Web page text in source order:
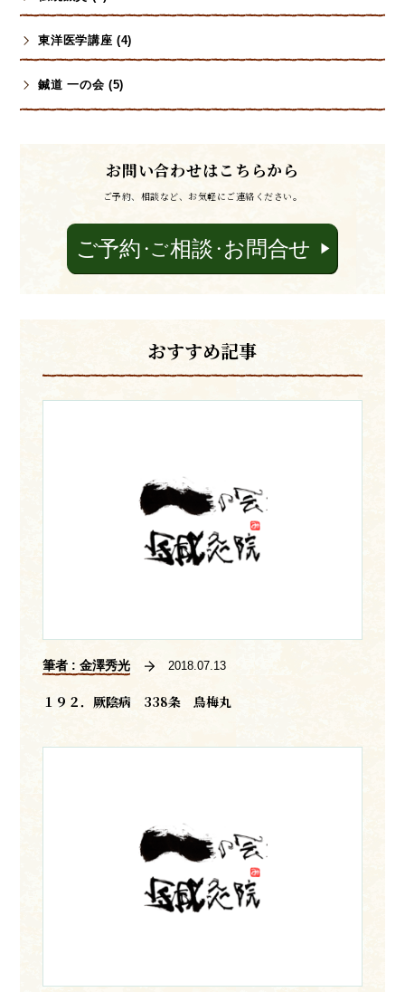
東洋医学講座 (4)
鍼道 一の会 (5)
お問い合わせはこちらから
ご予約、相談など、お気軽にご連絡ください。
おすすめ記事
筆者 : 金澤秀光 2018.07.13
１９２．厥陰病 338条 鳥梅丸